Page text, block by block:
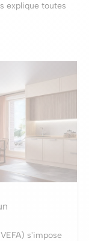
explique toutes
s'impose